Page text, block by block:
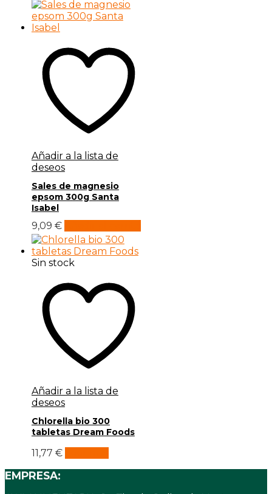
Añadir a la lista de
deseos
Sales de magnesio
epsom 300g Santa
Isabel
9,09 €
Sin stock
Añadir a la lista de
deseos
Chlorella bio 300
tabletas Dream Foods
11,77 €
EMPRESA: